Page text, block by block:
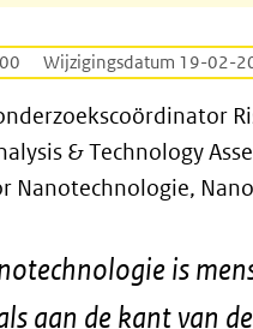
Wijzigingsdatum 19-02-
& Technology
Nanotechnologie,
is
aan de kant van